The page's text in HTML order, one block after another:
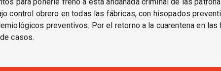
para ponerle freno a esta andanada criminal de las
control obrero en todas las fábricas, con hisopados
preventivos. Por el retorno a la cuarentena en las
casos.